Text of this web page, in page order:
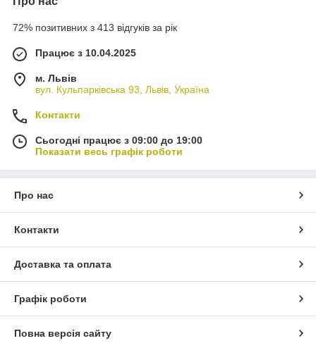
72% позитивних з 413 відгуків за рік
Працює з 10.04.2025
м. Львів
вул. Кульпарківська 93, Львів, Україна
Контакти
Сьогодні працює з 09:00 до 19:00
Показати весь графік роботи
Про нас
Контакти
Доставка та оплата
Графік роботи
Повна версія сайту